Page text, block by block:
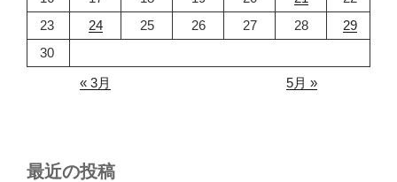
23
24 25 26 27 28
29
30
« 3月
5月 »
最近の投稿